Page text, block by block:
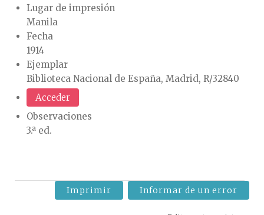
Lugar de impresión
Manila
Fecha
1914
Ejemplar
Biblioteca Nacional de España, Madrid, R/32840
Acceder
Observaciones
3.ª ed.
Imprimir Informar de un error